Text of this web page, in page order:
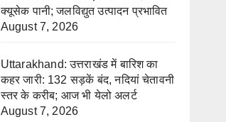
क्यूसेक पानी; जलविद्युत उत्पादन प्रभावित
August 7, 2026
Uttarakhand: उत्तराखंड में बारिश का
कहर जारी: 132 सड़कें बंद, नदियां चेतावनी
स्तर के करीब; आज भी येलो अलर्ट
August 7, 2026